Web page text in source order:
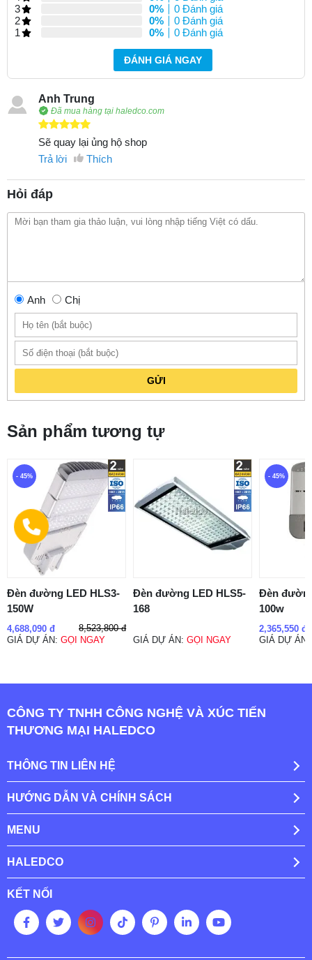
3
0%
0 Đánh giá
2
0%
0 Đánh giá
1
0% 0 Đánh giá
ĐÁNH GIÁ NGAY
Anh Trung
Đã mua hàng tại haledco.com
Sẽ quay lại ủng hộ shop
Trả lời
Thích
Hỏi đáp
Anh Chị
GỬI
Sản phẩm tương tự
- 45%
Đèn đường LED HLS3-
150W
4,688,090 đ
8,523,800 đ
GIÁ DỰ ÁN: GỌI NGAY
Đèn đường LED HLS5-
168
GIÁ DỰ ÁN:GỌI NGAY
- 45%
Đèn
100w
2,365,550 đ
GIÁ DỰ
CÔNG TY TNHH CÔNG NGHỆ VÀ XÚC TIẾN
THƯƠNG MẠI HALEDCO
THÔNG TIN LIÊN HỆ
HƯỚNG DẪN VÀ CHÍNH SÁCH
MENU
HALEDCO
KẾT NỐI